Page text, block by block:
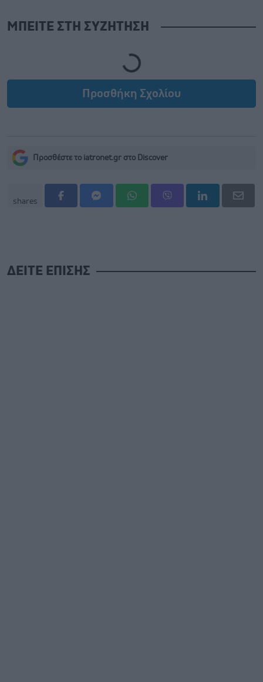
ΜΠΕΙΤΕ ΣΤΗ ΣΥΖΗΤΗΣΗ
Loading...
Προσθήκη Σχολίου
Προσθέστε το iatronet.gr στο Discover
shares
ΔΕΙΤΕ ΕΠΙΣΗΣ